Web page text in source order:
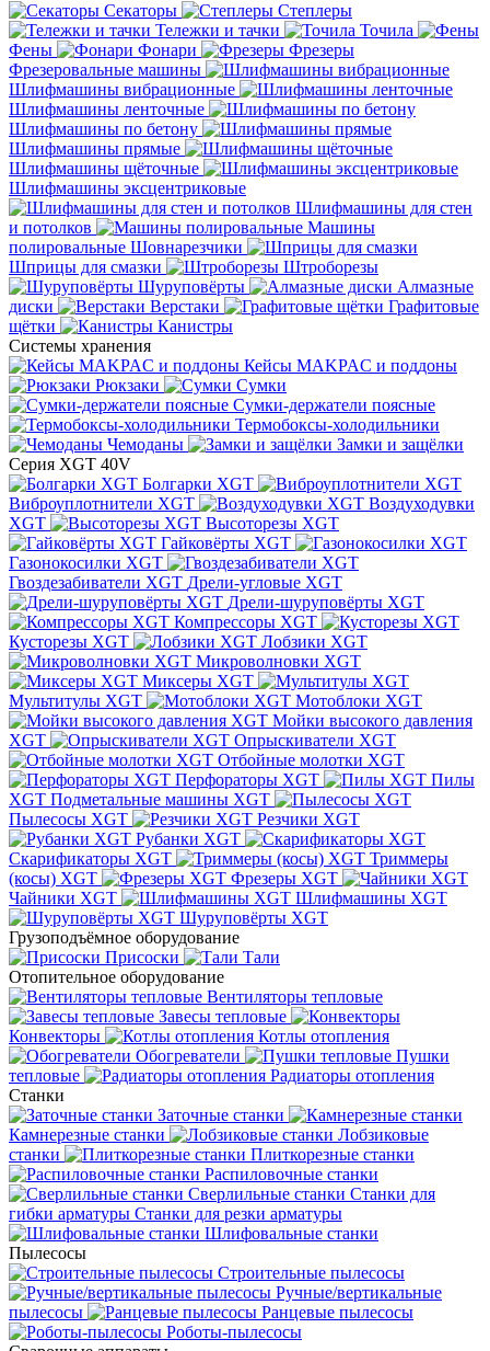
Секаторы
Степлеры
Тележки и тачки
Точила
Фены
Фонари
Фрезеры
Фрезеровальные машины
Шлифмашины вибрационные
Шлифмашины ленточные
Шлифмашины по бетону
Шлифмашины прямые
Шлифмашины щёточные
Шлифмашины эксцентриковые
Шлифмашины для стен
и потолков
Машины
полировальные Шовнарезчики
Шприцы для смазки
Штроборезы
Шуруповёрты
Алмазные
диски
Верстаки
Графитовые
щётки
Канистры
Системы хранения
Кейсы MAKPAC и поддоны
Рюкзаки
Сумки
Сумки-держатели поясные
Термобоксы-холодильники
Чемоданы
Замки и защёлки
Серия XGT 40V
Болгарки XGT
Виброуплотнители XGT
Воздуходувки
XGT
Высоторезы XGT
Гайковёрты XGT
Газонокосилки XGT
Гвоздезабиватели XGT Дрели-угловые XGT
Дрели-шуруповёрты XGT
Компрессоры XGT
Кусторезы XGT
Лобзики XGT
Микроволновки XGT
Миксеры XGT
Мультитулы XGT
Мотоблоки XGT
Мойки высокого давления
XGT
Опрыскиватели XGT
Отбойные молотки XGT
Перфораторы XGT
Пилы
XGT Подметальные машины XGT
Пылесосы XGT
Резчики XGT
Рубанки XGT
Скарификаторы XGT
Триммеры
(косы) XGT
Фрезеры XGT
Чайники XGT
Шлифмашины XGT
Шуруповёрты XGT
Грузоподъёмное оборудование
Присоски
Тали
Отопительное оборудование
Вентиляторы тепловые
Завесы тепловые
Конвекторы
Котлы отопления
Обогреватели
Пушки
тепловые
Радиаторы отопления
Станки
Заточные станки
Камнерезные станки
Лобзиковые
станки
Плиткорезные станки
Распиловочные станки
Сверлильные станки Станки для
гибки арматуры Станки для резки арматуры
Шлифовальные станки
Пылесосы
Строительные пылесосы
Ручные/вертикальные
пылесосы
Ранцевые пылесосы
Роботы-пылесосы